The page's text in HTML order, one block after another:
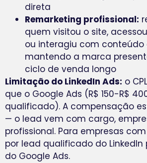
direta
Remarketing profissional:
quem visitou o site,
ou interagiu com conteúdo
mantendo a marca
ciclo de venda longo
Limitação do LinkedIn Ads: o
que o Google Ads (R$ 150-R$
qualificado). A compensação
— o lead vem com cargo,
profissional. Para empresas
por lead qualificado do LinkedIn
do Google Ads.